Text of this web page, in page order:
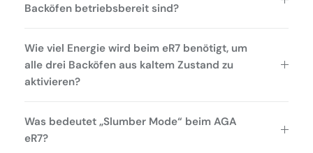
Backöfen betriebsbereit sind?
Wie viel Energie wird beim eR7 benötigt, um
alle drei Backöfen aus kaltem Zustand zu
aktivieren?
Was bedeutet „Slumber Mode“ beim AGA
eR7?